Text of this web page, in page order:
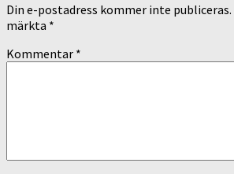
Din e-postadress kommer inte publiceras.
märkta *
Kommentar *